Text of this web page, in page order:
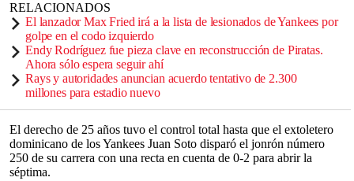
RELACIONADOS
El lanzador Max Fried irá a la lista de lesionados de Yankees por
golpe en el codo izquierdo
Endy Rodríguez fue pieza clave en reconstrucción de Piratas.
Ahora sólo espera seguir ahí
Rays y autoridades anuncian acuerdo tentativo de 2.300
millones para estadio nuevo
El derecho de 25 años tuvo el control total hasta que el extoletero
dominicano de los Yankees Juan Soto disparó el jonrón número
250 de su carrera con una recta en cuenta de 0-2 para abrir la
séptima.